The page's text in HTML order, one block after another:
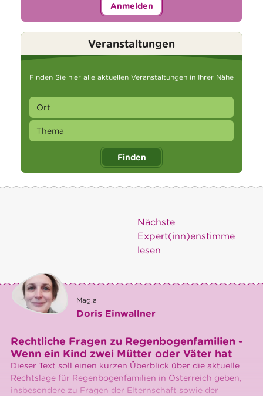
Anmelden
Veranstaltungen
Finden Sie hier alle aktuellen Veranstaltungen in Ihrer Nähe
Finden
Nächste
Expert(inn)enstimme
lesen
Mag.a
Doris Einwallner
Rechtliche Fragen zu Regenbogenfamilien -
Wenn ein Kind zwei Mütter oder Väter hat
Dieser Text soll einen kurzen Überblick über die aktuelle
Rechtslage für Regenbogenfamilien in Österreich geben,
insbesondere zu Fragen der Elternschaft sowie der